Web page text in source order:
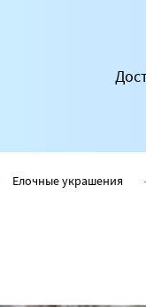
Елочные украшения